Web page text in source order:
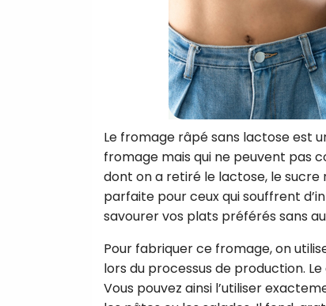
Le fromage râpé sans lactose est
fromage mais qui ne peuvent pas
dont on a retiré le lactose, le
parfaite pour ceux qui souffrent
savourer vos plats préférés sans
Pour fabriquer ce fromage, on
lors du processus de production.
Vous pouvez ainsi l’utiliser